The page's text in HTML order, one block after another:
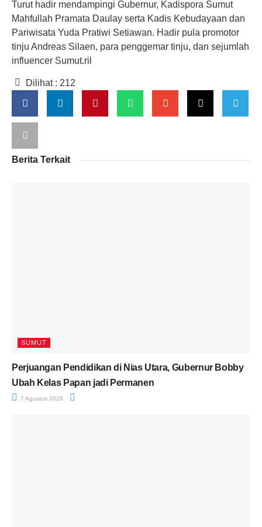
Turut hadir mendampingi Gubernur, Kadispora Sumut
Mahfullah Pramata Daulay serta Kadis Kebudayaan dan
Pariwisata Yuda Pratiwi Setiawan. Hadir pula promotor
tinju Andreas Silaen, para penggemar tinju, dan sejumlah
influencer Sumut.ril
Dilihat : 212
Berita Terkait
SUMUT
Perjuangan Pendidikan di Nias Utara, Gubernur Bobby
Ubah Kelas Papan jadi Permanen
7 Agustus 2026